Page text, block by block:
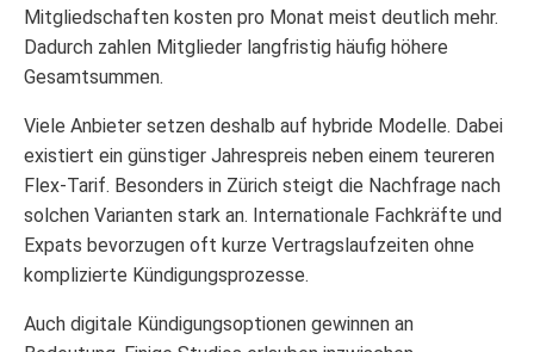
Mitgliedschaften kosten pro Monat meist deutlich mehr.
Dadurch zahlen Mitglieder langfristig häufig höhere
Gesamtsummen.
Viele Anbieter setzen deshalb auf hybride Modelle. Dabei
existiert ein günstiger Jahrespreis neben einem teureren
Flex-Tarif. Besonders in Zürich steigt die Nachfrage nach
solchen Varianten stark an. Internationale Fachkräfte und
Expats bevorzugen oft kurze Vertragslaufzeiten ohne
komplizierte Kündigungsprozesse.
Auch digitale Kündigungsoptionen gewinnen an